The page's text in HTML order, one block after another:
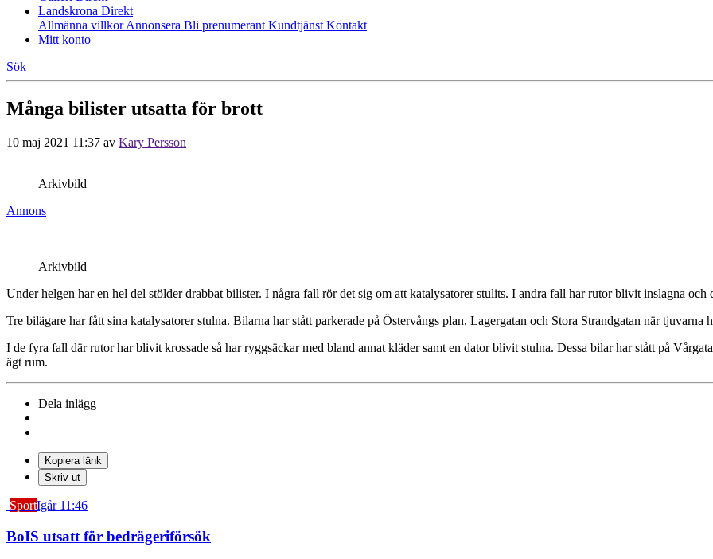
Landskrona Direkt
Allmänna villkorAnnonsera Bli prenumerant Kundtjänst Kontakt
Mitt konto
Sök
Många bilister utsatta för brott
10 maj 2021 11:37 av Kary Persson
Arkivbild
Annons
Arkivbild
Under helgen har en hel del stölder drabbat bilister. I några fall rör det sig om att katalysatorer stulits. I andra fall har rutor blivit inslagna och
Tre bilägare har fått sina katalysatorer stulna. Bilarna har stått parkerade på Östervångs plan, Lagergatan och Stora Strandgatan när tjuvarna
I de fyra fall där rutor har blivit krossade så har ryggsäckar med bland annat kläder samt en dator blivit stulna. Dessa bilar har stått på
ägt rum.
Dela inlägg
Kopiera länk
Skriv ut
SportIgår 11:46
BoIS utsatt för bedrägeriförsök